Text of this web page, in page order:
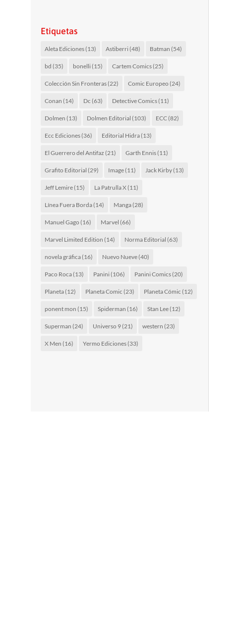
Etiquetas
Aleta Ediciones(13) Astiberri(48) Batman (54)
bd (35) bonelli(15) Cartem Comics(25)
Colección Sin Fronteras(22) Comic Europeo (24)
Conan (14) Dc (63) Detective Comics(11)
Dolmen (13) Dolmen Editorial (103) ECC(82)
Ecc Ediciones(36) Editorial Hidra(13)
El Guerrero del Antifaz (21) Garth Ennis(11)
Grafito Editorial (29) Image(11) Jack Kirby(13)
Jeff Lemire(15) La Patrulla X(11)
Línea Fuera Borda(14) Manga(28)
Manuel Gago (16) Marvel (66)
Marvel Limited Edition (14) Norma Editorial (63)
novela gráfica(16) Nuevo Nueve(40)
Paco Roca(13) Panini(106) Panini Comics(20)
Planeta(12) Planeta Comic (23) Planeta Cómic (12)
ponent mon (15) Spiderman (16) Stan Lee(12)
Superman (24) Universo 9(21) western (23)
X Men (16) Yermo Ediciones(33)